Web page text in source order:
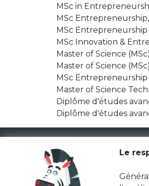
MSc in
MSc
MSc
MSc Innovation &
Master of Science
Master of Science
MSc
Master of Science
Diplôme d'études
Diplôme d'études
Le